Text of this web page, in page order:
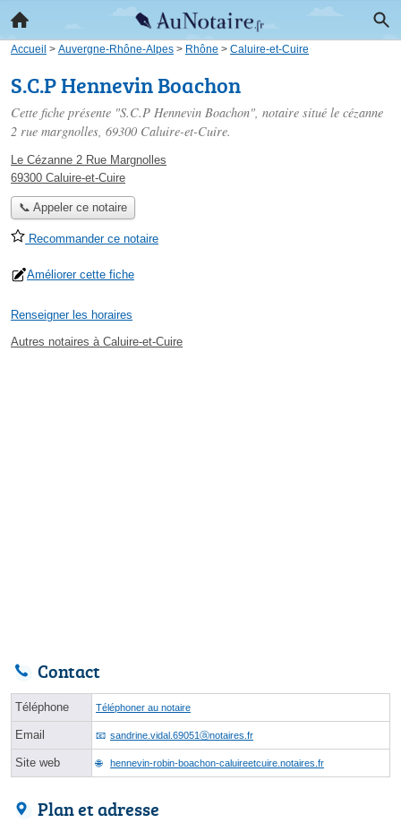
Accueil > Auvergne-Rhône-Alpes > Rhône > Caluire-et-Cuire
S.C.P Hennevin Boachon
Cette fiche présente "S.C.P Hennevin Boachon", notaire situé le cézanne
2 rue margnolles, 69300 Caluire-et-Cuire.
Le Cézanne 2 Rue Margnolles
69300 Caluire-et-Cuire
📞 Appeler ce notaire
Recommander ce notaire
Améliorer cette fiche
Renseigner les horaires
Autres notaires à Caluire-et-Cuire
Contact
Téléphone Téléphoner au notaire
Email sandrine.vidal.69051ⓐnotaires.fr
Site web hennevin-robin-boachon-caluireetcuire.notaires.fr
Plan et adresse